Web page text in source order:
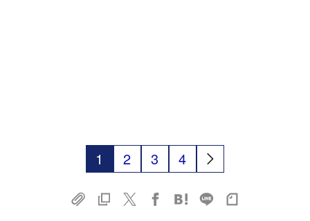
1 2 3 4